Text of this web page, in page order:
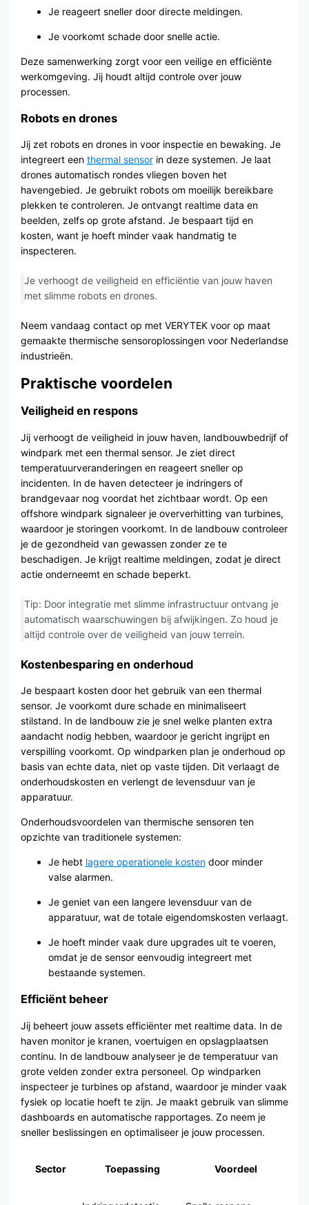
Je reageert sneller door directe meldingen.
Je voorkomt schade door snelle actie.
Deze samenwerking zorgt voor een veilige en efficiënte
werkomgeving. Jij houdt altijd controle over jouw
processen.
Robots en drones
Jij zet robots en drones in voor inspectie en bewaking. Je
integreert een thermal sensorin deze systemen. Je laat
drones automatisch rondes vliegen boven het
havengebied. Je gebruikt robots om moeilijk bereikbare
plekken te controleren. Je ontvangt realtime data en
beelden, zelfs op grote afstand. Je bespaart tijd en
kosten, want je hoeft minder vaak handmatig te
inspecteren.
Je verhoogt de veiligheid en efficiëntie van jouw haven
met slimme robots en drones.
Neem vandaag contact op met VERYTEK voor op maat
gemaakte thermische sensoroplossingen voor Nederlandse
industrieën.
Praktische voordelen
Veiligheid en respons
Jij verhoogt de veiligheid in jouw haven, landbouwbedrijf of
windpark met een thermal sensor. Je ziet direct
temperatuurveranderingen en reageert sneller op
incidenten. In de haven detecteer je indringers of
brandgevaar nog voordat het zichtbaar wordt. Op een
offshore windpark signaleer je oververhitting van turbines,
waardoor je storingen voorkomt. In de landbouw controleer
je de gezondheid van gewassen zonder ze te
beschadigen. Je krijgt realtime meldingen, zodat je direct
actie onderneemt en schade beperkt.
Tip: Door integratie met slimme infrastructuur ontvang je
automatisch waarschuwingen bij afwijkingen. Zo houd je
altijd controle over de veiligheid van jouw terrein.
Kostenbesparing en onderhoud
Je bespaart kosten door het gebruik van een thermal
sensor. Je voorkomt dure schade en minimaliseert
stilstand. In de landbouw zie je snel welke planten extra
aandacht nodig hebben, waardoor je gericht ingrijpt en
verspilling voorkomt. Op windparken plan je onderhoud op
basis van echte data, niet op vaste tijden. Dit verlaagt de
onderhoudskosten en verlengt de levensduur van je
apparatuur.
Onderhoudsvoordelen van thermische sensoren ten
opzichte van traditionele systemen:
Je hebt lagere operationele kostendoor minder
valse alarmen.
Je geniet van een langere levensduur van de
apparatuur, wat de totale eigendomskosten verlaagt.
Je hoeft minder vaak dure upgrades uit te voeren,
omdat je de sensor eenvoudig integreert met
bestaande systemen.
Efficiënt beheer
Jij beheert jouw assets efficiënter met realtime data. In de
haven monitor je kranen, voertuigen en opslagplaatsen
continu. In de landbouw analyseer je de temperatuur van
grote velden zonder extra personeel. Op windparken
inspecteer je turbines op afstand, waardoor je minder vaak
fysiek op locatie hoeft te zijn. Je maakt gebruik van slimme
dashboards en automatische rapportages. Zo neem je
sneller beslissingen en optimaliseer je jouw processen.
Sector Toepassing Voordeel